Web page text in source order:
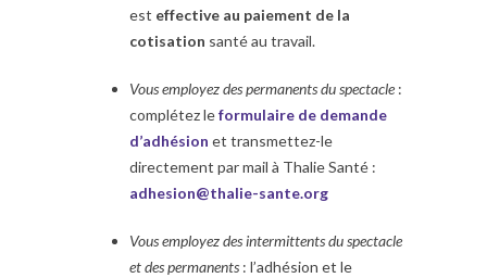
est effective au paiement de la
cotisation santé au travail.
Vous employez des permanents du spectacle :
complétez leformulaire de demande
d’adhésion et transmettez-le
directement par mail à Thalie Santé :
adhesion@thalie-sante.org
Vous employez des intermittents du spectacle
et des permanents : l’adhésion et le